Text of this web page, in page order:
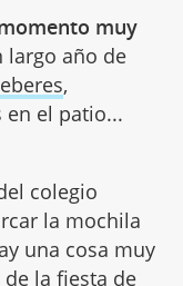
muy
largo año de
,
en el patio...
colegio
la mochila
una cosa muy
la fiesta de